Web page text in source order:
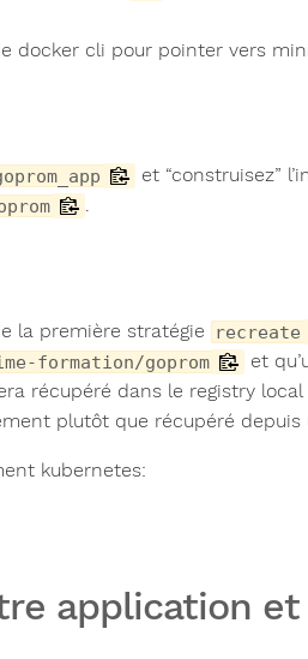
docker cli pour pointer vers
et “construisez”
.
la première stratégie recreate
formation/goprom et
récupéré dans le registry
plutôt que récupéré depuis
kubernetes:
application